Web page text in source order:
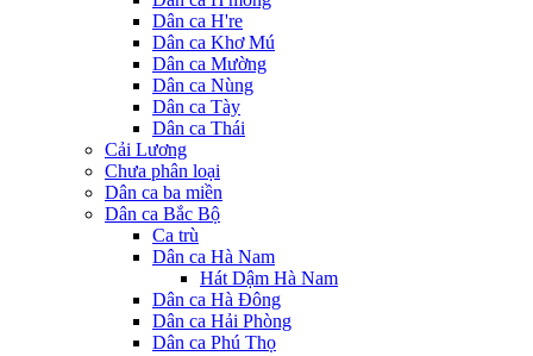
Dân ca H're
Dân ca Khơ Mú
Dân ca Mường
Dân ca Nùng
Dân ca Tày
Dân ca Thái
Cải Lương
Chưa phân loại
Dân ca ba miền
Dân ca Bắc Bộ
Ca trù
Dân ca Hà Nam
Hát Dậm Hà Nam
Dân ca Hà Đông
Dân ca Hải Phòng
Dân ca Phú Thọ